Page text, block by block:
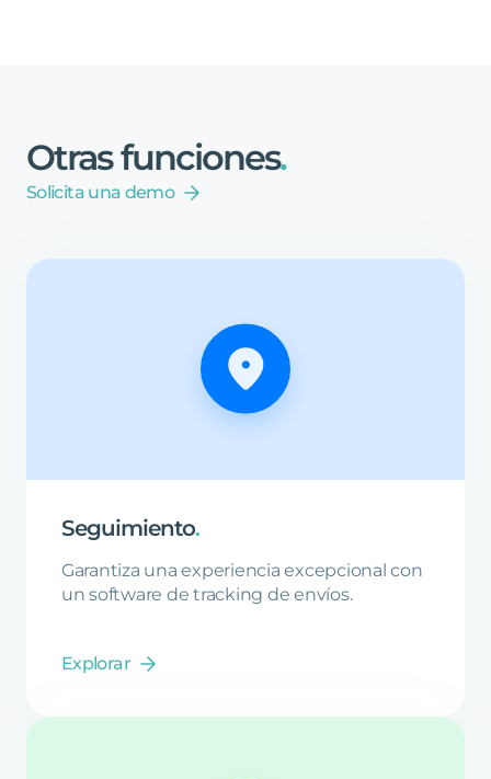
Otrasfunciones.
Solicita una demo
Seguimiento.
Garantiza una experiencia excepcional con
un software de tracking de envíos.
Explorar